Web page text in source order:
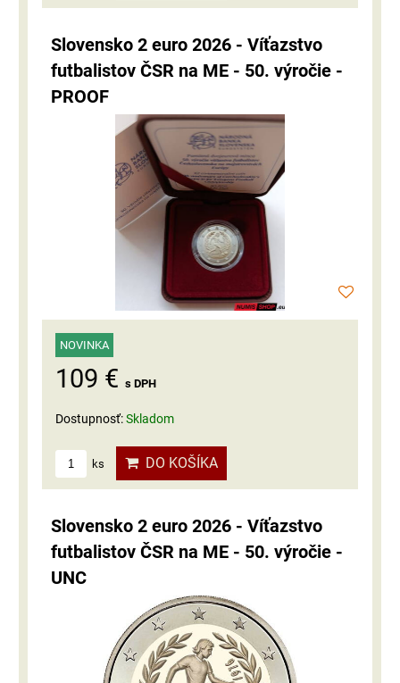
Slovensko 2 euro 2026 - Víťazstvo
futbalistov ČSR na ME - 50. výročie -
PROOF
NOVINKA
109 € s DPH
Dostupnosť:Skladom
ks DO KOŠÍKA
Slovensko 2 euro 2026 - Víťazstvo
futbalistov ČSR na ME - 50. výročie -
UNC